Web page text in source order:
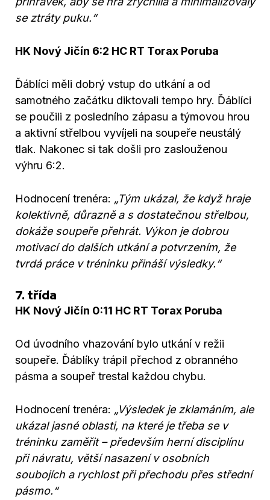
se ztráty puku.“
HK Nový Jičín 6:2 HC RT Torax Poruba
Ďáblíci měli dobrý vstup do utkání a od
samotného začátku diktovali tempo hry. Ďáblíci
se poučili z posledního zápasu a týmovou hrou
a aktivní střelbou vyvíjeli na soupeře neustálý
tlak. Nakonec si tak došli pro zaslouženou
výhru 6:2.
Hodnocení trenéra: „Tým ukázal, že když hraje
kolektivně, důrazně a s dostatečnou střelbou,
dokáže soupeře přehrát. Výkon je dobrou
motivací do dalších utkání a potvrzením, že
tvrdá práce v tréninku přináší výsledky.“
7. třída
HK Nový Jičín 0:11 HC RT Torax Poruba
Od úvodního vhazování bylo utkání v režii
soupeře. Ďáblíky trápil přechod z obranného
pásma a soupeř trestal každou chybu.
Hodnocení trenéra: „Výsledek je zklamáním, ale
ukázal jasné oblasti, na které je třeba se v
tréninku zaměřit – především herní disciplínu
při návratu, větší nasazení v osobních
soubojích a rychlost při přechodu přes střední
pásmo.“